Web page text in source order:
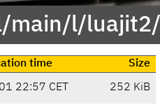
main/l/luajit2/
time
Size
22:57 CET 252 KiB